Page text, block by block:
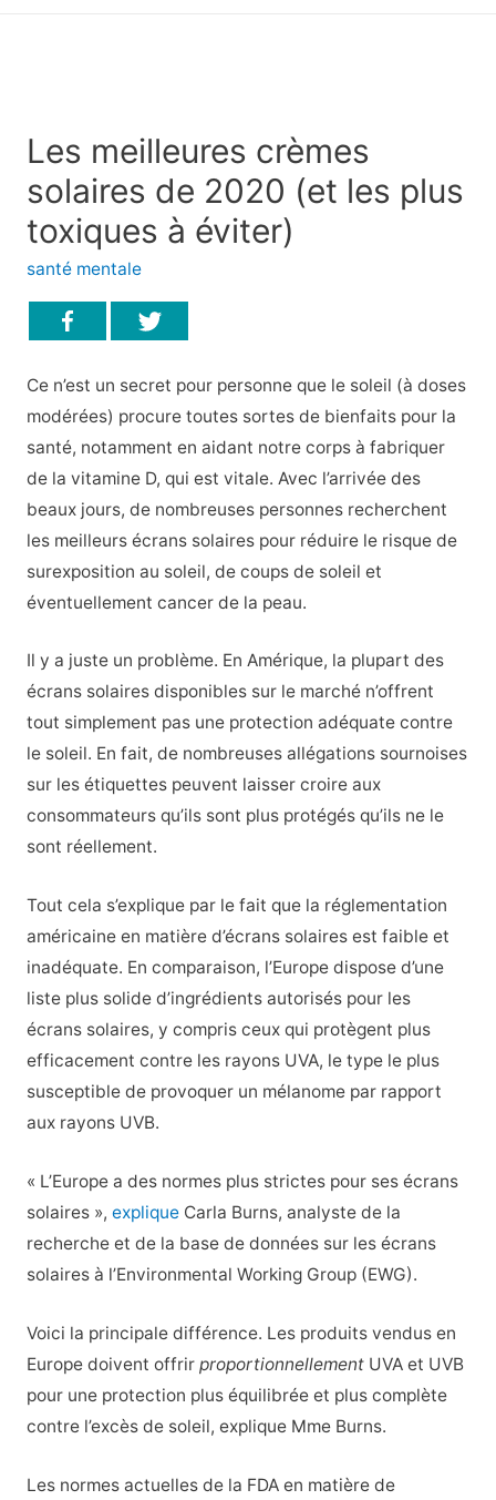
Les meilleures crèmes
solaires de 2020 (et les plus
toxiques à éviter)
santé mentale
Ce n’est un secret pour personne que le soleil (à doses
modérées) procure toutes sortes de bienfaits pour la
santé, notamment en aidant notre corps à fabriquer
de la vitamine D, qui est vitale. Avec l’arrivée des
beaux jours, de nombreuses personnes recherchent
les meilleurs écrans solaires pour réduire le risque de
surexposition au soleil, de coups de soleil et
éventuellement cancer de la peau.
Il y a juste un problème. En Amérique, la plupart des
écrans solaires disponibles sur le marché n’offrent
tout simplement pas une protection adéquate contre
le soleil. En fait, de nombreuses allégations sournoises
sur les étiquettes peuvent laisser croire aux
consommateurs qu’ils sont plus protégés qu’ils ne le
sont réellement.
Tout cela s’explique par le fait que la réglementation
américaine en matière d’écrans solaires est faible et
inadéquate. En comparaison, l’Europe dispose d’une
liste plus solide d’ingrédients autorisés pour les
écrans solaires, y compris ceux qui protègent plus
efficacement contre les rayons UVA, le type le plus
susceptible de provoquer un mélanome par rapport
aux rayons UVB.
« L’Europe a des normes plus strictes pour ses écrans
solaires », expliqueCarla Burns, analyste de la
recherche et de la base de données sur les écrans
solaires à l’Environmental Working Group (EWG).
Voici la principale différence. Les produits vendus en
Europe doivent offrir proportionnellementUVA et UVB
pour une protection plus équilibrée et plus complète
contre l’excès de soleil, explique Mme Burns.
Les normes actuelles de la FDA en matière de